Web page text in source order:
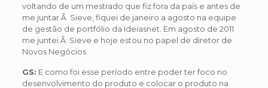
voltando de um mestrado que fiz fora da país e antes de
me juntar Ã Sieve, fiquei de janeiro a agosto na equipe
de gestão de portfólio da Ideiasnet. Em agosto de 2011
me juntei Ã Sieve e hoje estou no papel de diretor de
Novos Negócios.
GS: E como foi esse período entre poder ter foco no
desenvolvimento do produto e colocar o produto na